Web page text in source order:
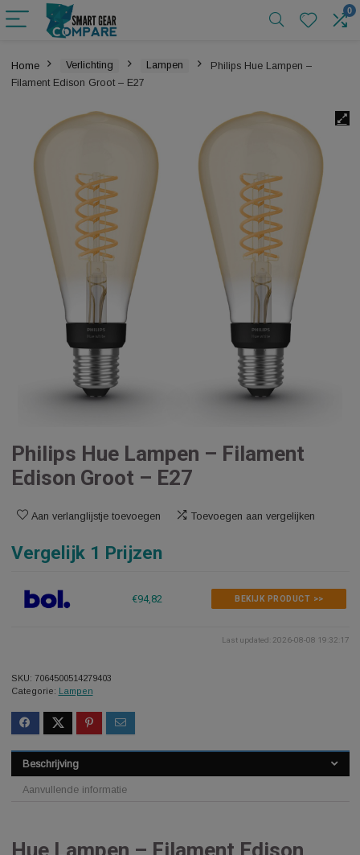
Home Verlichting Lampen
Philips Hue Lampen –
Philips Hue Lampen – Filament
Edison Groot – E27
Vergelijk 1 Prijzen
SKU:7064500514279403
Categorie:Lampen
Beschrijving